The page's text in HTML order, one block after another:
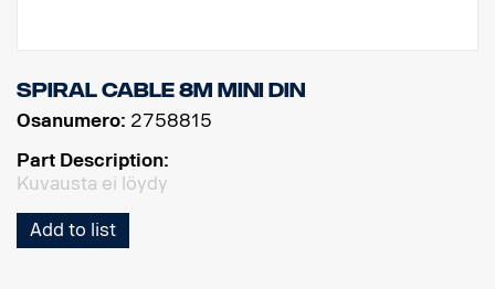
Spiral cable 8m MINI DIN
Osanumero: 2758815
Part Description:
Kuvausta ei löydy
Add to list